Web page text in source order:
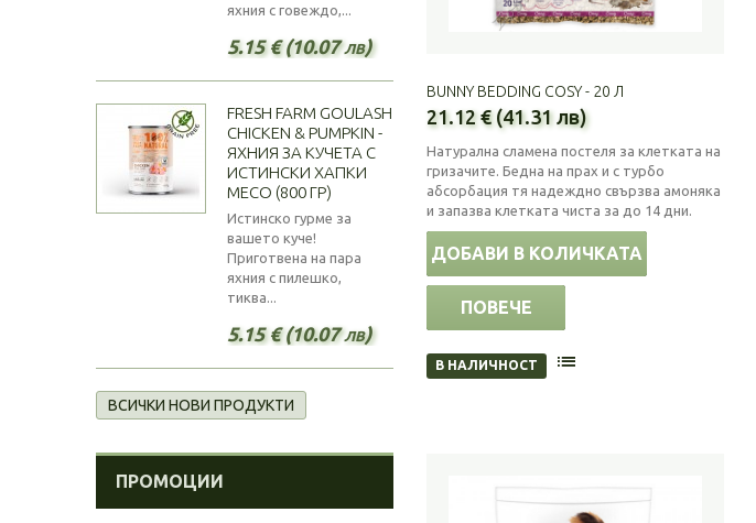
BUNNY BEDDING COSY - 20 Л
21.12 € (41.31 лв)
Натурална сламена постеля за клетката на
гризачите. Бедна на прах и с турбо
абсорбация тя надеждно свързва амоняка
и запазва клетката чиста за до 14 дни.
ДОБАВИ В КОЛИЧКАТА
ПОВЕЧЕ
В НАЛИЧНОСТ
яхния с говеждо,...
5.15 € (10.07 лв)
FRESH FARM GOULASH
CHICKEN & PUMPKIN -
ЯХНИЯ ЗА КУЧЕТА С
ИСТИНСКИ ХАПКИ
МЕСО (800 ГР)
Истинско гурме за
вашето куче!
Приготвена на пара
яхния с пилешко,
тиква...
5.15 € (10.07 лв)
ВСИЧКИ НОВИ ПРОДУКТИ
ПРОМОЦИИ